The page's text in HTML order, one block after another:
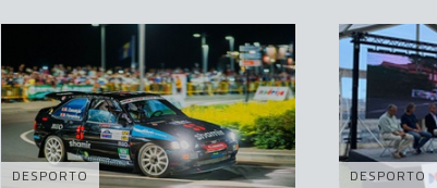
DESPORTO DESPORTO